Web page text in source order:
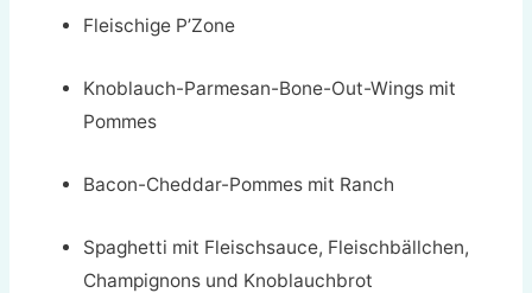
Fleischige P’Zone
Knoblauch-Parmesan-Bone-Out-Wings mit
Pommes
Bacon-Cheddar-Pommes mit Ranch
Spaghetti mit Fleischsauce, Fleischbällchen,
Champignons und Knoblauchbrot